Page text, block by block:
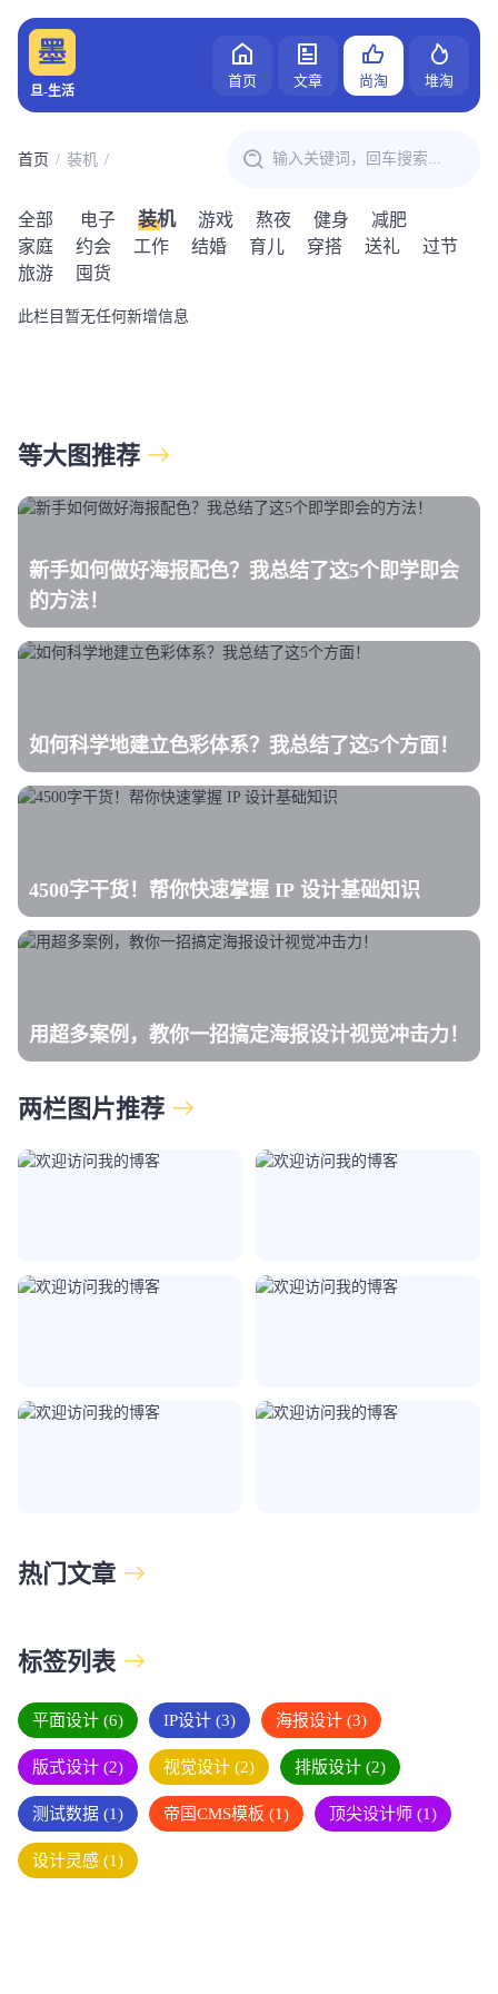
旦-生活
首页 文章 尚淘 堆淘
首页 装机
全部 电子 装机 游戏 熬夜 健身
减肥
家庭
约会 工作 结婚 育儿 穿搭 送礼
过节
旅游
囤货
此栏目暂无任何新增信息
等大图推荐
新手如何做好海报配色？我总结了这5个即学即会
的方法！
如何科学地建立色彩体系？我总结了这5个方面！
4500字干货！帮你快速掌握 IP 设计基础知识
用超多案例，教你一招搞定海报设计视觉冲击力！
两栏图片推荐
热门文章
标签列表
平面设计 (6) IP设计 (3) 海报设计 (3)
版式设计 (2) 视觉设计 (2) 排版设计 (2)
测试数据 (1) 帝国CMS模板 (1) 顶尖设计师 (1)
设计灵感 (1)